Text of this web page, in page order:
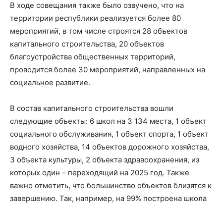
В ходе совещания также было озвучено, что на
территории республики реализуется более 80
мероприятий, в том числе строятся 28 объектов
капитального строительства, 20 объектов
благоустройства общественных территорий,
проводится более 30 мероприятий, направленных на
социальное развитие.
В состав капитального строительства вошли
следующие объекты: 6 школ на 3 134 места, 1 объект
социального обслуживания, 1 объект спорта, 1 объект
водного хозяйства, 14 объектов дорожного хозяйства,
3 объекта культуры, 2 объекта здравоохранения, из
которых один – переходящий на 2025 год. Также
важно отметить, что большинство объектов близятся к
завершению. Так, например, на 99% построена школа